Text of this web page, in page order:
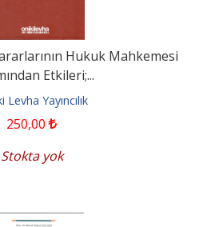
Hukuk Mahkemesi
Etkileri;...
Levha Yayıncılık
250,00
Stokta yok